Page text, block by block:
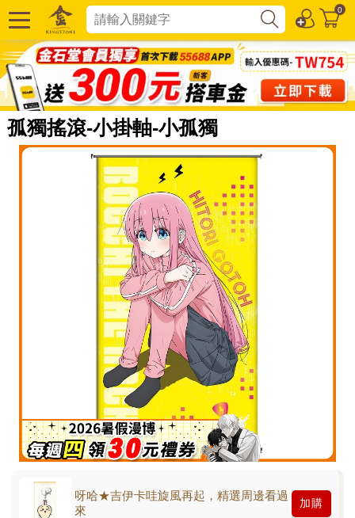
0
孤獨搖滾-小掛軸-小孤獨
呀哈★吉伊卡哇旋風再起，精選周邊看過
來
加購